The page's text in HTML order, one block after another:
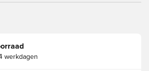
werkdagen